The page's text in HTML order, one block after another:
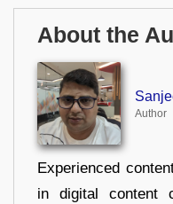
About the
Author
Experienced
in digital content